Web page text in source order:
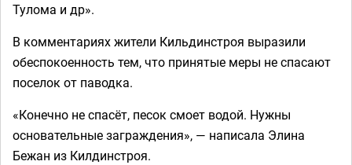
Тулома и др».
В комментариях жители Кильдинстроя выразили
обеспокоенность тем, что принятые меры не спасают
поселок от паводка.
«Конечно не спасёт, песок смоет водой. Нужны
основательные заграждения», — написала Элина
Бежан из Килдинстроя.